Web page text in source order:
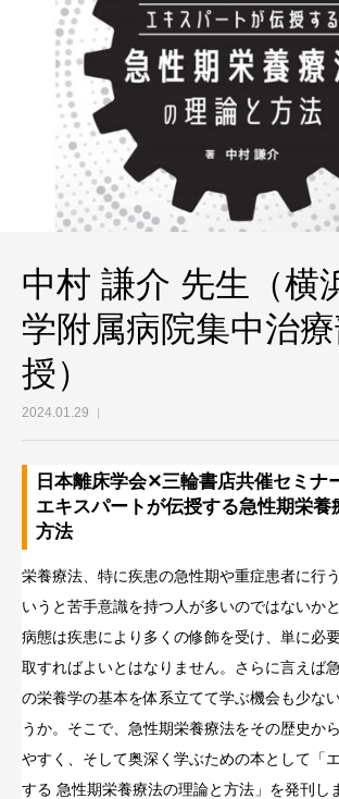
中村 謙介 先生（横
学附属病院集中治
授）
2024.01.29
日本離床学会✕三輪書店共催セミナ
エキスパートが伝授する急性期栄養
方法
栄養療法、特に疾患の急性期や重症患者に行
いうと苦手意識を持つ人が多いのではないか
病態は疾患により多くの修飾を受け、単に必
取すればよいとはなりません。さらに言えば
の栄養学の基本を体系立てて学ぶ機会も少な
うか。そこで、急性期栄養療法をその歴史か
やすく、そして奥深く学ぶための本として「
する 急性期栄養療法の理論と方法」を発刊し